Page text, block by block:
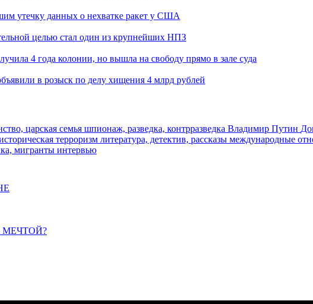
утечку данных о нехватке ракет у США
целью стал один из крупнейших НПЗ
4 года колонии, но вышла на свободу прямо в зале суда
в розыск по делу хищения 4 млрд рублей
царская семья шпионаж, разведка, контрразведка Владимир Путин
терроризм литература, детектив, рассказы международные
мигранты интервью